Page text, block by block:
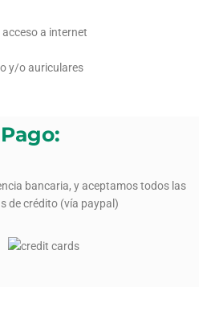
a internet
y/o auriculares
bancaria, y aceptamos todos las
de crédito (vía paypal)